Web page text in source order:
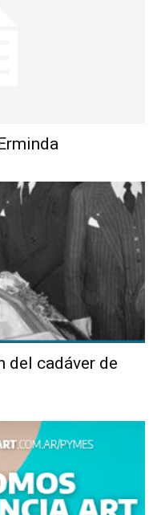
del cadáver de